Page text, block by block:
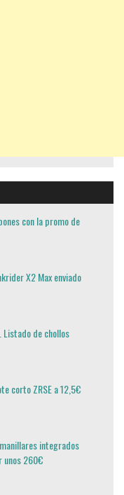
con la promo de
X2 Max enviado
Listado de chollos
corto ZRSE a 12,5€
integrados
unos 260€